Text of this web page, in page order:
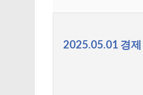
2025.05.01 경